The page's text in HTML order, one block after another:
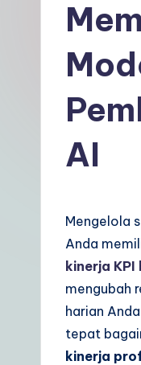
In
si
AI
Mengelola
Anda
kinerja KPI
mengubah
harian
tepat
kinerja